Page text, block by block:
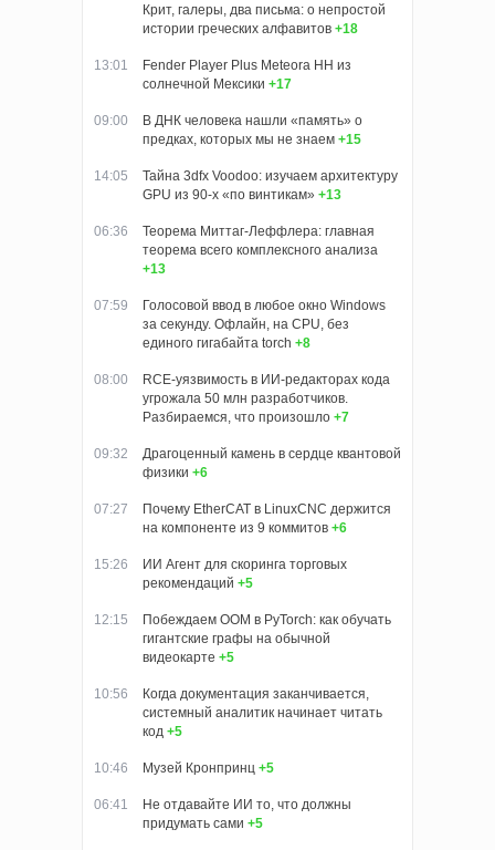
Крит, галеры, два письма: о непростой
истории греческих алфавитов +18
13:01
Fender Player Plus Meteora HH из
солнечной Мексики +17
09:00
В ДНК человека нашли «память» о
предках, которых мы не знаем +15
14:05
Тайна 3dfx Voodoo: изучаем архитектуру
GPU из 90-х «по винтикам» +13
06:36
Теорема Миттаг-Леффлера: главная
теорема всего комплексного анализа
+13
07:59
Голосовой ввод в любое окно Windows
за секунду. Офлайн, на CPU, без
единого гигабайта torch +8
08:00
RCE-уязвимость в ИИ-редакторах кода
угрожала 50 млн разработчиков.
Разбираемся, что произошло +7
09:32
Драгоценный камень в сердце квантовой
физики +6
07:27
Почему EtherCAT в LinuxCNC держится
на компоненте из 9 коммитов +6
15:26
ИИ Агент для скоринга торговых
рекомендаций +5
12:15
Побеждаем OOM в PyTorch: как обучать
гигантские графы на обычной
видеокарте +5
10:56
Когда документация заканчивается,
системный аналитик начинает читать
код +5
10:46 Музей Кронпринц +5
06:41
Не отдавайте ИИ то, что должны
придумать сами +5